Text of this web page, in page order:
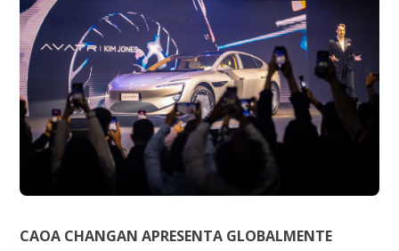
CAOA CHANGAN APRESENTA GLOBALMENTE